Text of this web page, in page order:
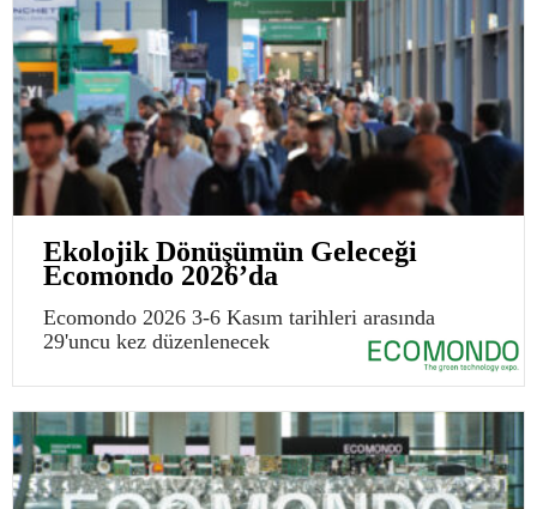
Ekolojik Dönüşümün Geleceği
Ecomondo 2026’da
Ecomondo 2026 3-6 Kasım tarihleri arasında
29'uncu kez düzenlenecek